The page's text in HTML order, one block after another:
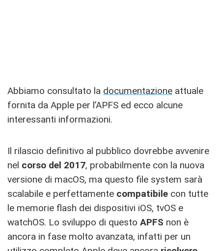
Abbiamo consultato la documentazione attuale
fornita da Apple per l’APFS ed ecco alcune
interessanti informazioni.
Il rilascio definitivo al pubblico dovrebbe avvenire
nel corso del 2017, probabilmente con la nuova
versione di macOS, ma questo file system sarà
scalabile e perfettamente compatibile con tutte
le memorie flash dei dispositivi iOS, tvOS e
watchOS. Lo sviluppo di questo APFS non è
ancora in fase molto avanzata, infatti per un